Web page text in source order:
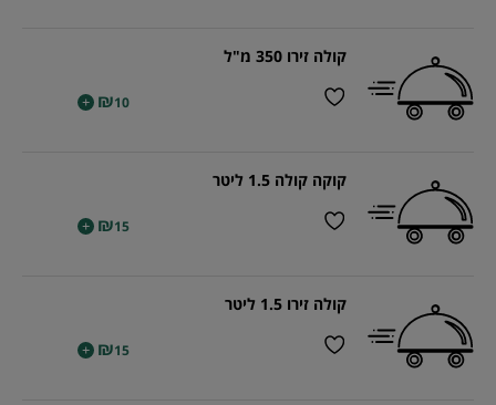
קולה זירו 350 מ"ל
₪10
+
קוקה קולה 1.5 ליטר
₪15
+
קולה זירו 1.5 ליטר
₪15
+